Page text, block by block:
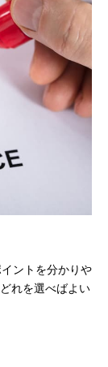
ントを分かりや
れを選べばよい